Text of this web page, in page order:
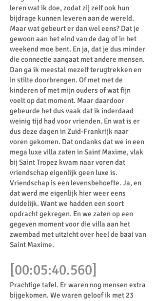
leren wat ik doe, zodat zij zelf ook hun
bijdrage kunnen leveren aan de wereld.
Maar wat gebeurt er dan wel eens? Dat je
gewoon aan het eind van de dag of in het
weekend moe bent. En ja, dat je dus minder
die connectie aangaat met andere mensen.
Dan ga ik meestal mezelf terugtrekken en
in stilte doorbrengen. Of met met de
kinderen of met mijn ouders of wat fijn
voelt op dat moment. Maar daardoor
gebeurde het dus vaak dat ik inderdaad
weinig tijd had voor vrienden. En wat is er
dus deze dagen in Zuid-Frankrijk naar
voren gekomen. Dat ondanks dat we in een
mega luxe villa zaten in Saint Maxime, vlak
bij Saint Tropez kwam naar voren dat
vriendschap eigenlijk geen luxe is.
Vriendschap is een levensbehoefte. Ja, en
dat werd me eigenlijk hier weer eens
duidelijk. Want we hadden een soort
opdracht gekregen. En we zaten op een
gegeven moment voor die villa aan het
zwembad met uitzicht over heel de baai van
Saint Maxime.
[00:05:40.560]
Prachtige tafel. Er waren nog mensen extra
bijgekomen. We waren geloof ik met 23